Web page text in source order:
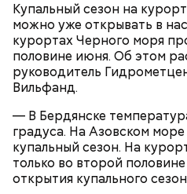
Купальный сезон на
можно уже открывать в
курортах Черного моря
половине июня. Об этом
руководитель
Вильфанд.
— В Бердянске
градуса. На Азовском
купальный сезон. На
только во второй
открытия купального